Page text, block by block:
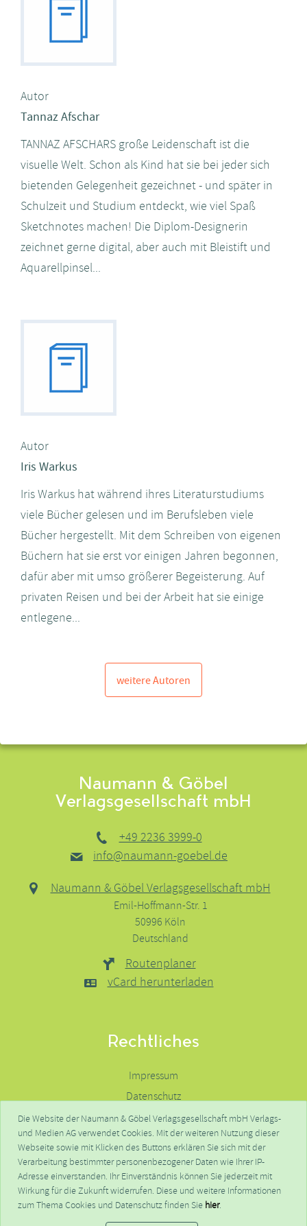
Autor
Tannaz Afschar
TANNAZ AFSCHARS große Leidenschaft ist die
visuelle Welt. Schon als Kind hat sie bei jeder sich
bietenden Gelegenheit gezeichnet - und später in
Schulzeit und Studium entdeckt, wie viel Spaß
Sketchnotes machen! Die Diplom-Designerin
zeichnet gerne digital, aber auch mit Bleistift und
Aquarellpinsel...
Autor
Iris Warkus
Iris Warkus hat während ihres Literaturstudiums
viele Bücher gelesen und im Berufsleben viele
Bücher hergestellt. Mit dem Schreiben von eigenen
Büchern hat sie erst vor einigen Jahren begonnen,
dafür aber mit umso größerer Begeisterung. Auf
privaten Reisen und bei der Arbeit hat sie einige
entlegene...
weitere Autoren
Die Website der Naumann & Göbel Verlagsgesellschaft mbH Verlags-
und Medien AG verwendet Cookies. Mit der weiteren Nutzung dieser
Webseite sowie mit Klicken des Buttons erklären Sie sich mit der
Verarbeitung bestimmter personenbezogener Daten wie Ihrer IP-
Adresse einverstanden. Ihr Einverständnis können Sie jederzeit mit
Wirkung für die Zukunft widerrufen. Diese und weitere Informationen
zum Thema Cookies und Datenschutz finden Sie hier.
Naumann & Göbel
Verlagsgesellschaft mbH
+49 2236 3999-0
info@naumann-goebel.de
Naumann & Göbel Verlagsgesellschaft mbH
Emil-Hoffmann-Str. 1
50996 Köln
Deutschland
Routenplaner
vCard herunterladen
Rechtliches
Impressum
Datenschutz
Haftungsausschluss
Kontakte
FAQ
© NGV - Naumann & Göbel Verlagsgesellschaft mbH - 2026